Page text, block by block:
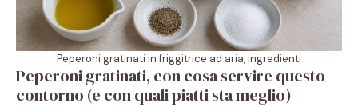
Peperoni gratinati in friggitrice ad aria, ingredienti
Peperoni gratinati, con cosa servire questo
contorno (e con quali piatti sta meglio)